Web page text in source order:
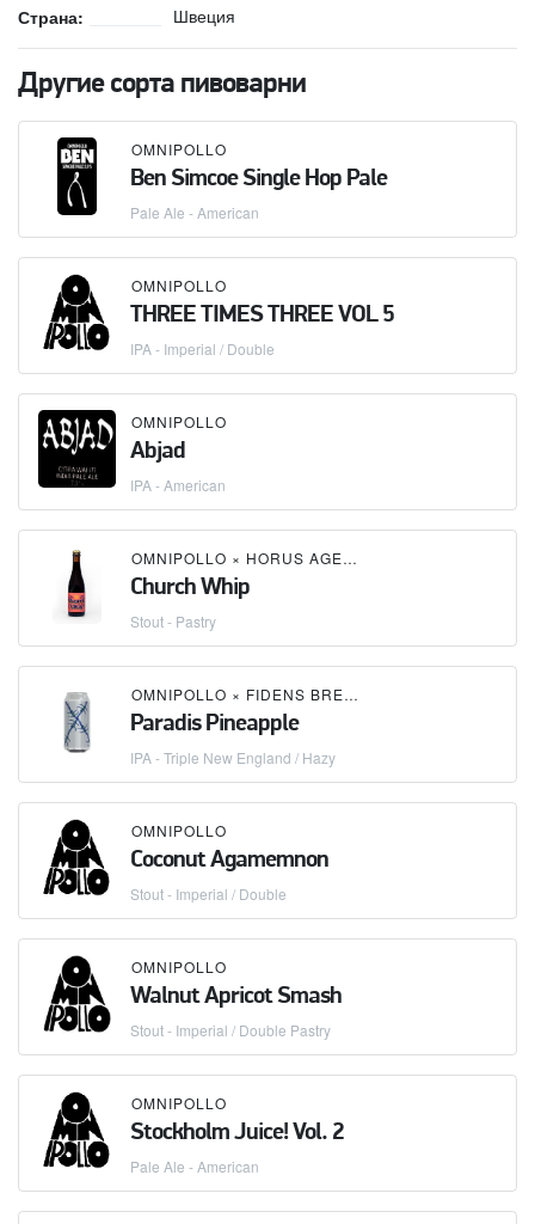
Страна: Швеция
Другие сорта пивоварни
OMNIPOLLO
Ben Simcoe Single Hop Pale
Pale Ale - American
OMNIPOLLO
THREE TIMES THREE VOL 5
IPA - Imperial / Double
OMNIPOLLO
Abjad
IPA - American
OMNIPOLLO × HORUS AGED ALES
Church Whip
Stout - Pastry
OMNIPOLLO × FIDENS BREWING CO
Paradis Pineapple
IPA - Triple New England / Hazy
OMNIPOLLO
Coconut Agamemnon
Stout - Imperial / Double
OMNIPOLLO
Walnut Apricot Smash
Stout - Imperial / Double Pastry
OMNIPOLLO
Stockholm Juice! Vol. 2
Pale Ale - American